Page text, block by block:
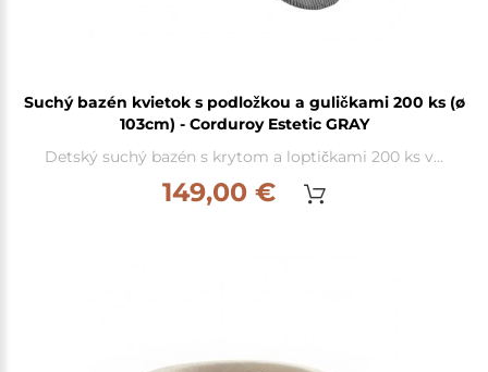
Suchý bazén kvietok s podložkou a guličkami 200 ks (ø
103cm) - Corduroy Estetic GRAY
Detský suchý bazén s krytom a loptičkami 200 ks v...
149,00 €